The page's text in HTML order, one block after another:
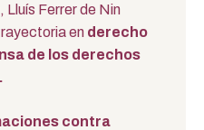
Ferrer de Nin
en derecho
de los derechos
contra